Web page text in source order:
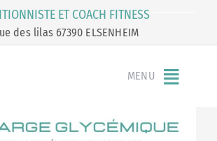
ET COACH FITNESS
des lilas 67390 ELSENHEIM
MENU